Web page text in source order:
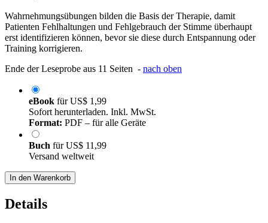
Wahrnehmungsübungen bilden die Basis der Therapie, damit
Patienten Fehlhaltungen und Fehlgebrauch der Stimme überhaupt
erst identifizieren können, bevor sie diese durch Entspannung oder
Training korrigieren.
Ende der Leseprobe aus 11 Seiten - nach oben
eBook fürUS$ 1,99
Sofort herunterladen. Inkl. MwSt.
Format: PDF – für alle Geräte
Buch fürUS$ 11,99
Versand weltweit
In den Warenkorb
Details